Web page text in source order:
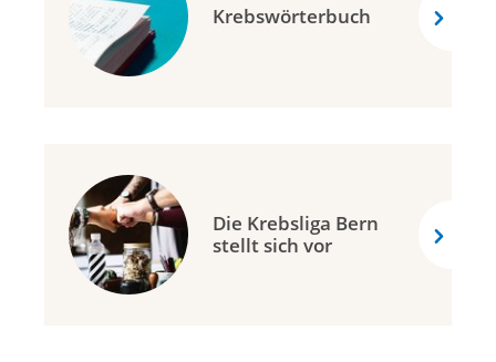
Krebswörterbuch
Die Krebsliga Bern
stellt sich vor